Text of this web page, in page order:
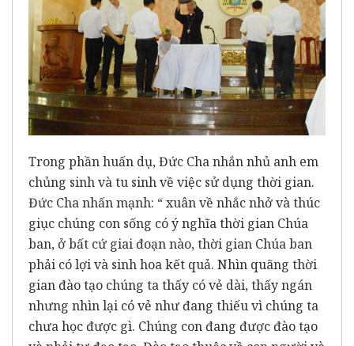
Trong phần huấn dụ, Đức Cha nhắn nhủ anh em
chủng sinh và tu sinh về việc sử dụng thời gian.
Đức Cha nhấn mạnh: “ xuân về nhắc nhở và thúc
giục chúng con sống có ý nghĩa thời gian Chúa
ban, ở bất cứ giai đoạn nào, thời gian Chúa ban
phải có lợi và sinh hoa kết quả. Nhìn quãng thời
gian đào tạo chúng ta thấy có vẻ dài, thấy ngán
nhưng nhìn lại có vẻ như đang thiếu vì chúng ta
chưa học được gì. Chúng con đang được đào tạo